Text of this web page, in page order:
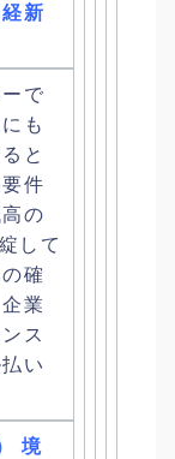
新
で
も
と
件
の
して
確
企業
ス
い
境